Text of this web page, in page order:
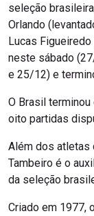
seleção
Orlando
Lucas
neste sábado
e 25/12) e
O Brasil
oito partidas
Além dos atletas
Tambeiro é o
da seleção
Criado em 1977,